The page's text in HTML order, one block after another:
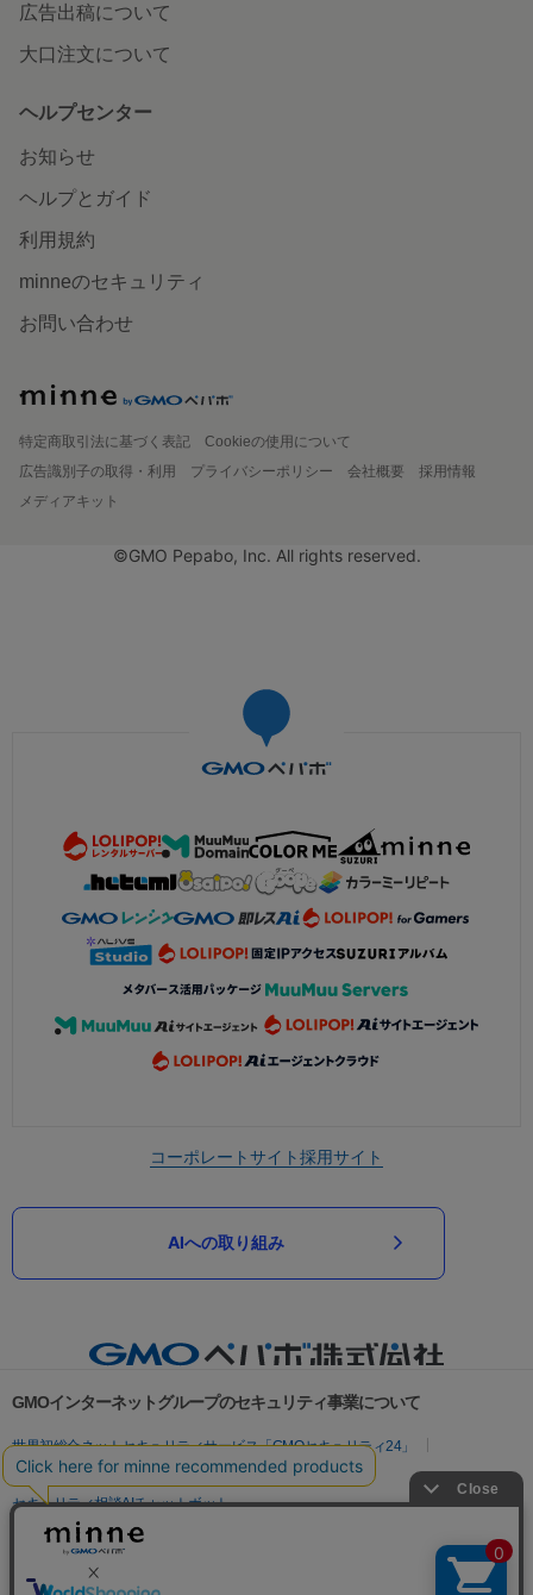
広告出稿について
大口注文について
ヘルプセンター
お知らせ
ヘルプとガイド
利用規約
minneのセキュリティ
お問い合わせ
特定商取引法に基づく表記
Cookieの使用について
広告識別子の取得・利用
プライバシーポリシー 会社概要
採用情報
メディアキット
©GMO Pepabo, Inc. All rights reserved.
コーポレートサイト採用サイト
AIへの取り組み
GMOインターネットグループのセキュリティ事業について
世界初総合ネットセキュリティサービス「GMOセキュリティ24」
パスワード漏洩診断
Webサイトリスク診断
セキュリティ相談AIチャットボット
実在証明・盗聴対策